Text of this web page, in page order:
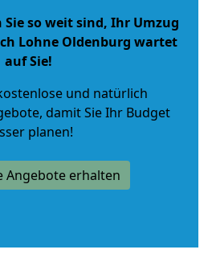
so weit sind, Ihr Umzug
Lohne Oldenburg wartet
auf Sie!
und natürlich
, damit Sie Ihr Budget
planen!
Angebote erhalten